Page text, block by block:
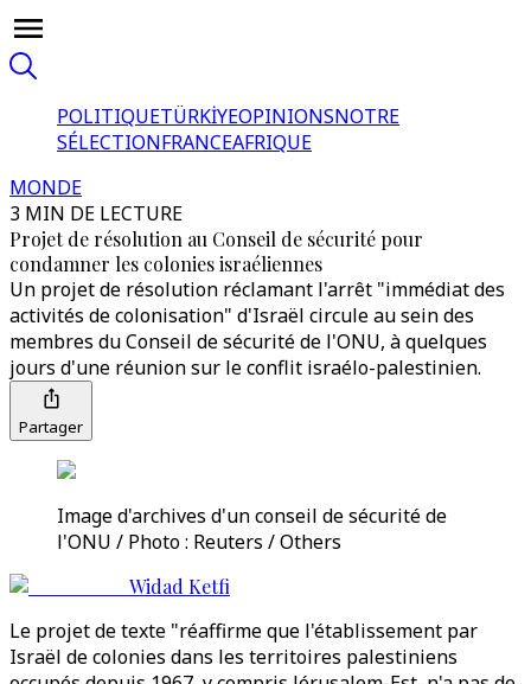
POLITIQUETÜRKİYEOPINIONSNOTRE
SÉLECTIONFRANCEAFRIQUE
MONDE
3 MIN DE LECTURE
Projet de résolution au Conseil de sécurité pour
condamner les colonies israéliennes
Un projet de résolution réclamant l'arrêt "immédiat des
activités de colonisation" d'Israël circule au sein des
membres du Conseil de sécurité de l'ONU, à quelques
jours d'une réunion sur le conflit israélo-palestinien.
Partager
Image d'archives d'un conseil de sécurité de
l'ONU / Photo : Reuters / Others
Widad Ketfi
Le projet de texte "réaffirme que l'établissement par
Israël de colonies dans les territoires palestiniens